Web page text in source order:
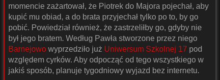
momencie zażartował, że Piotrek do Majora pojechał, aby
kupić mu obiad, a do brata przyjechał tylko po to, by go
pobić. Powiedział również, że zastrzeliłby go, gdyby nie
był jego bratem. Według Pawła stworzone przez niego
Barnejowo wyprzedziło już Uniwersum Szkolnej 17 pod
względem cyrków. Aby odpocząć od tego wszystkiego w
jakiś sposób, planuje tygodniowy wyjazd bez internetu.